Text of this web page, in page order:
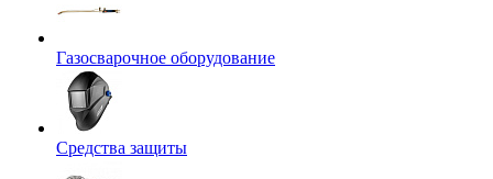
Газосварочное оборудование
Средства защиты